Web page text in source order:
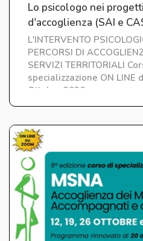
Lo psicologo nei progetti
d'accoglienza (SAI e
edizione
L'INTERVENTO
PERCORSI DI
SERVIZI TERRITORIALI
specializzazione ON LINE
Ottobre 2026